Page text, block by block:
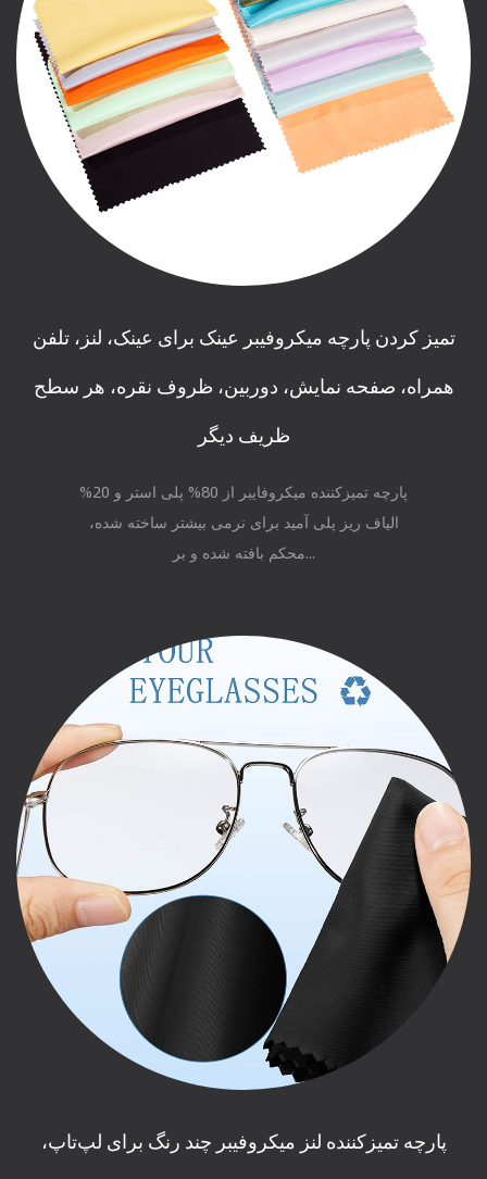
تمیز کردن پارچه میکروفیبر عینک برای عینک، لنز، تلفن
همراه، صفحه نمایش، دوربین، ظروف نقره، هر سطح
ظریف دیگر
پارچه تمیزکننده میکروفایبر از 80% پلی استر و 20%
الیاف ریز پلی آمید برای نرمی بیشتر ساخته شده،
محکم بافته شده و بر...
پارچه تمیزکننده لنز میکروفیبر چند رنگ برای لپ‌تاپ،